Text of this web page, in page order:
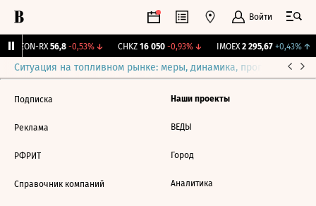
Войти
VEON-RX 56,8 -0,53%↓ CHKZ 16 050 -0,93%↓ IMOEX 2 295,67 +0,43%↑
Ситуация на топливном рынке: меры, динамика, прогнозы
Подписка
Реклама
РФРИТ
Справочник компаний
Наши проекты
ВЕДЫ
Город
Аналитика